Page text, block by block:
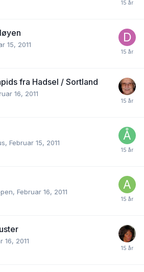
15, 2011
fra Hadsel / Sortland
16, 2011
, Februar 15, 2011
, Februar 16, 2011
16, 2011